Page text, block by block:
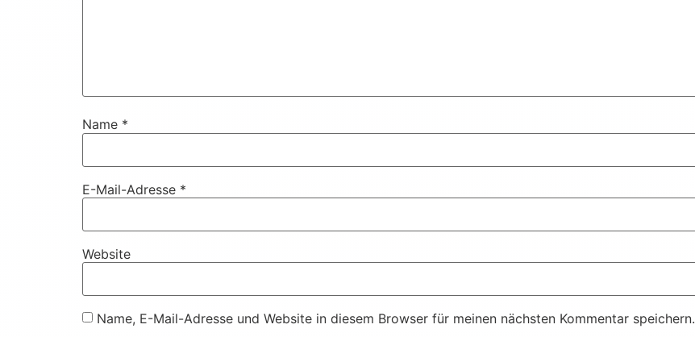
Name *
E-Mail-Adresse *
Website
Name, E-Mail-Adresse und Website in diesem Browser für meinen nächsten Kommentar speichern.